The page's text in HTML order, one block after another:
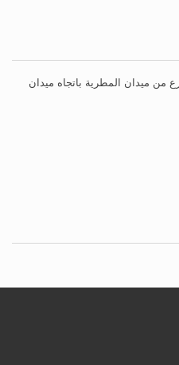
من ميدان المطرية باتجاه ميدان